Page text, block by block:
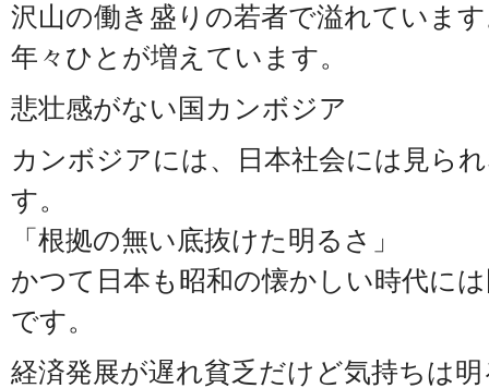
沢山の働き盛りの若者で溢れていま
年々ひとが増えています。
悲壮感がない国カンボジア
カンボジアには、日本社会には見ら
す。
「根拠の無い底抜けた明るさ」
かつて日本も昭和の懐かしい時代に
です。
経済発展が遅れ貧乏だけど気持ちは